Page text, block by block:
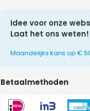
Idee voor onze
Laat het ons weten!
Maandelijks kans op €
Betaalmethoden